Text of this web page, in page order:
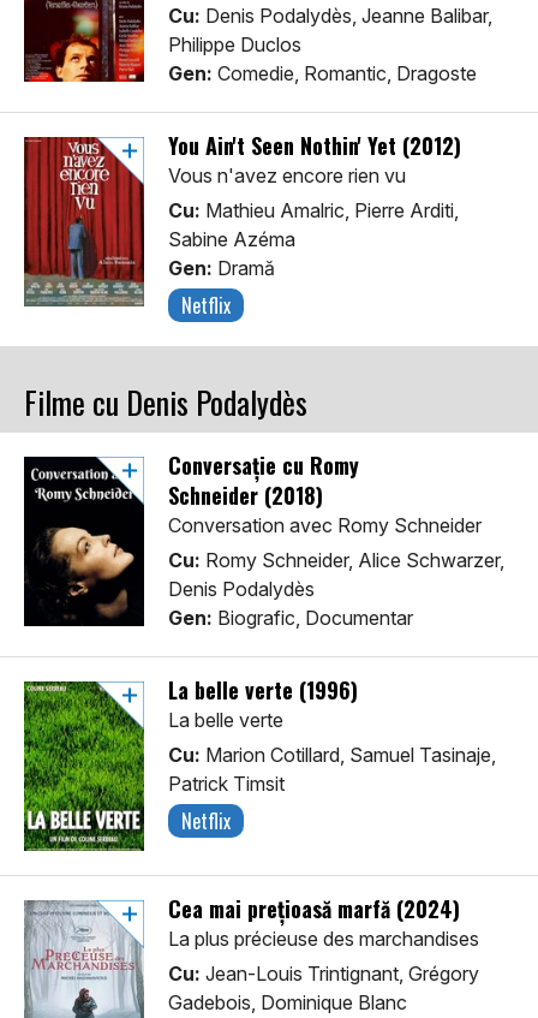
Cu: Denis Podalydès, Jeanne Balibar,
Philippe Duclos
Gen: Comedie, Romantic, Dragoste
You Ain't Seen Nothin' Yet (2012)
Vous n'avez encore rien vu
Cu: Mathieu Amalric, Pierre Arditi,
Sabine Azéma
Gen: Dramă
Netflix
Filme cu Denis Podalydès
Conversaţie cu Romy
Schneider (2018)
Conversation avec Romy Schneider
Cu: Romy Schneider, Alice Schwarzer,
Denis Podalydès
Gen: Biografic, Documentar
La belle verte (1996)
La belle verte
Cu: Marion Cotillard, Samuel Tasinaje,
Patrick Timsit
Netflix
Cea mai prețioasă marfă (2024)
La plus précieuse des marchandises
Cu: Jean-Louis Trintignant, Grégory
Gadebois, Dominique Blanc